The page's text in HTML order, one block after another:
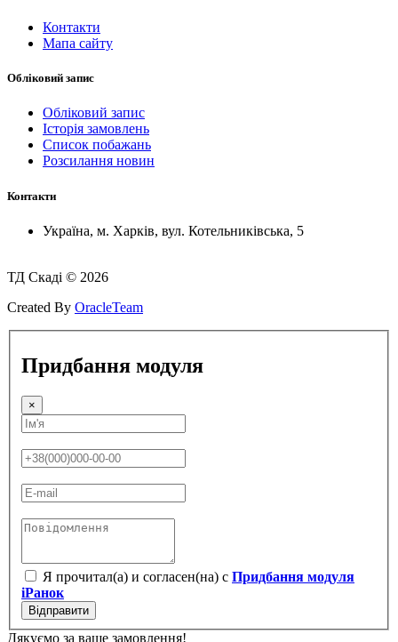
Контакти
Мапа сайту
Обліковий запис
Обліковий запис
Історія замовлень
Список побажань
Розсилання новин
Контакти
Україна, м. Харків, вул. Котельниківська, 5
ТД Скаді © 2026
Created By OracleTeam
Придбання модуля
×
Я прочитал(а) и согласен(на) с Придбання модуля
iРанок
Відправити
Дякуємо за ваше замовлення!